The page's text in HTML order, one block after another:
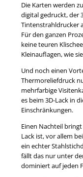
Die Karten werden
digital gedruckt, der
Tintenstrahldrucker
Für den ganzen
keine teuren
Kleinauflagen, wie
Und noch einen
Thermoreliefdruck
mehrfarbige
es beim 3D-Lack in
Einschränkungen.
Einen Nachteil
Lack ist, vor allem
ein echter
fällt das nur unter
dominiert auf jeden